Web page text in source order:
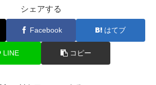
シェアする
Facebook はてブ
LINE コピー